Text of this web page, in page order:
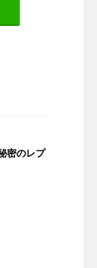
密のレプ